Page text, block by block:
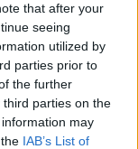
that after your
seeing
utilized by
parties prior to
the further
parties on the
may
IAB’s List of